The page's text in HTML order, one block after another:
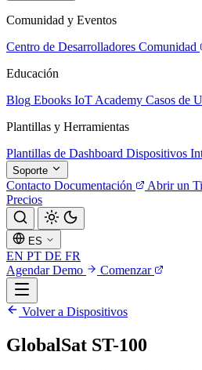
Comunidad y Eventos
Centro de Desarrolladores Comunidad
Educación
Blog Ebooks IoT Academy Casos de
Plantillas y Herramientas
Plantillas de Dashboard Dispositivos
Soporte
Contacto Documentación Abrir un
Precios
ES
EN PT DE FR
Agendar Demo
Comenzar
Volver a Dispositivos
GlobalSat ST-100